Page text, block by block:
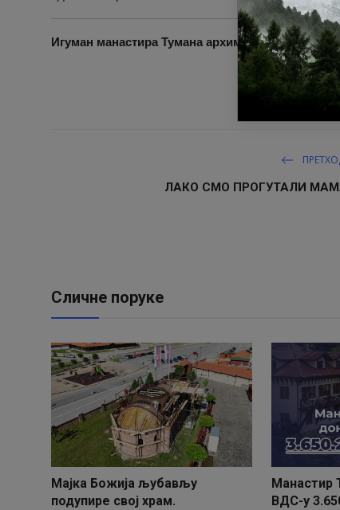
Игуман манастира Тумана архимандрит
ЛАКО СМО ПРОГУТАЛИ
Сличне поруке
Мајка Божија љубављу
подупире свој храм.
Манастир
ВДС-у